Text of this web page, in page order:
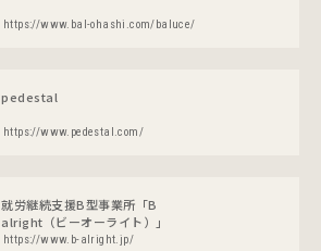
https://www.bal-ohashi.com/baluce/
pedestal
https://www.pedestal.com/
就労継続支援B型事業所「B
alright（ビーオーライト）」
https://www.b-alright.jp/